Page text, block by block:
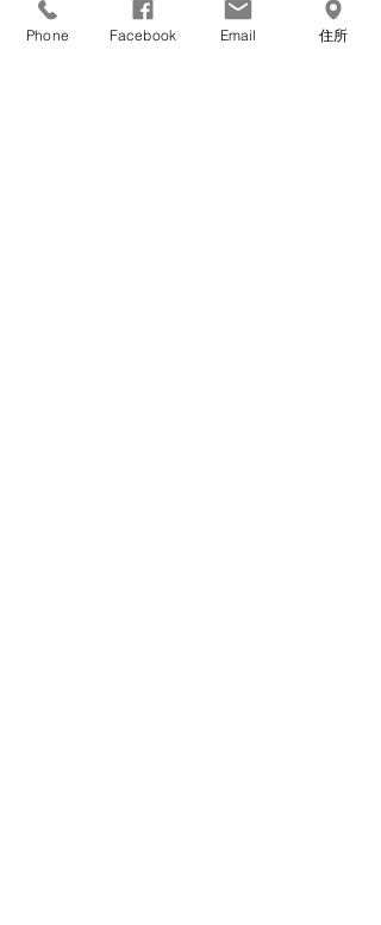
Phone Facebook Email 住所